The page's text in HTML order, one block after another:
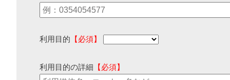
利用目的 【必須】
利用目的の詳細 【必須】